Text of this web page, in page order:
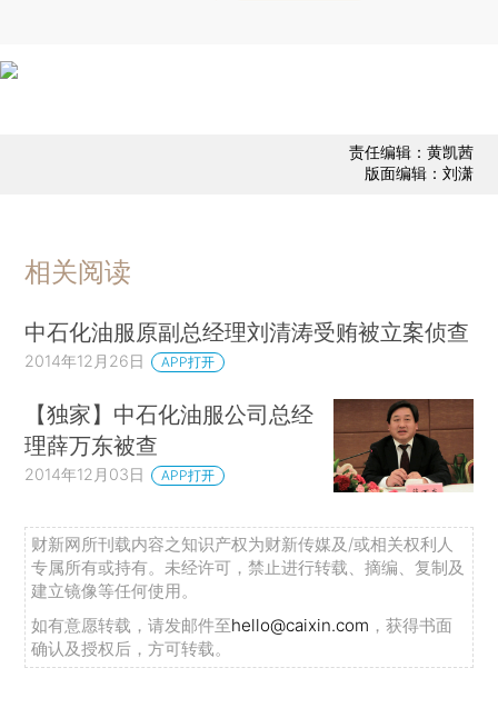
责任编辑：黄凯茜
版面编辑：刘潇
相关阅读
中石化油服原副总经理刘清涛受贿被立案侦查
2014年12月26日 APP打开
【独家】中石化油服公司总经
理薛万东被查
2014年12月03日 APP打开
财新网所刊载内容之知识产权为财新传媒及/或相关权利人
专属所有或持有。未经许可，禁止进行转载、摘编、复制及
建立镜像等任何使用。
如有意愿转载，请发邮件至hello@caixin.com ，获得书面
确认及授权后，方可转载。